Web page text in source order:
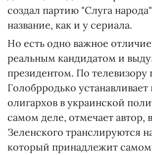
создал партию "Слуга
название, как и у сериала.
Но есть одно важное
реальным кандидатом и
президентом. По телевизору
Голобрродько
олигархов в украинской
самом деле, отмечает автор,
Зеленского транслируются
который принадлежит